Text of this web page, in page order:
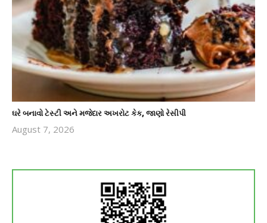
ઘરે બનાવો ટેસ્ટી અને મજેદાર અખરોટ કેક, જાણો રેસીપી
August 7, 2026